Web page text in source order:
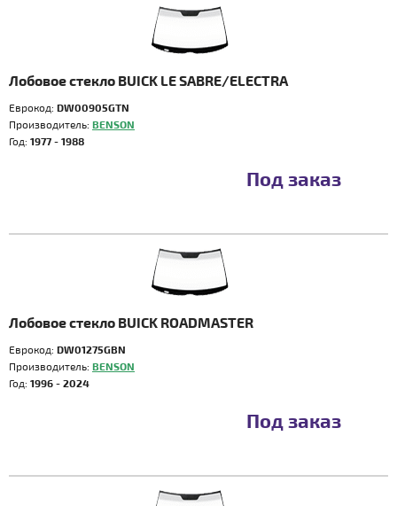
Лобовое стекло BUICK LE SABRE/ELECTRA
Еврокод: DW00905GTN
Производитель: BENSON
Год: 1977 - 1988
Под заказ
Лобовое стекло BUICK ROADMASTER
Еврокод: DW01275GBN
Производитель: BENSON
Год: 1996 - 2024
Под заказ